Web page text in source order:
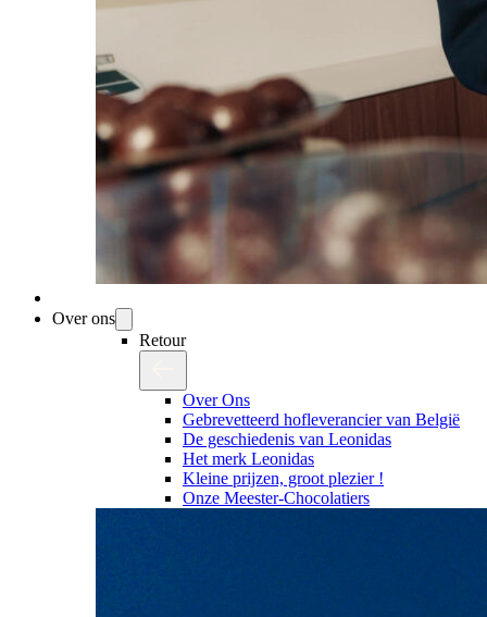
Over ons
Retour
Over Ons
Gebrevetteerd hofleverancier van België
De geschiedenis van Leonidas
Het merk Leonidas
Kleine prijzen, groot plezier !
Onze Meester-Chocolatiers